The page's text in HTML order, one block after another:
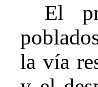
El
la vía